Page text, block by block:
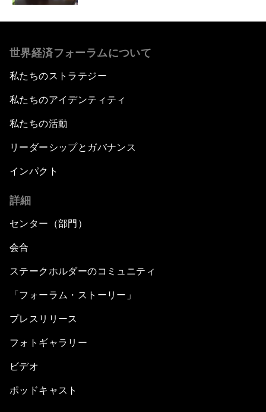
世界経済フォーラムについて
私たちのストラテジー
私たちのアイデンティティ
私たちの活動
リーダーシップとガバナンス
インパクト
詳細
センター（部門）
会合
ステークホルダーのコミュニティ
「フォーラム・ストーリー」
プレスリリース
フォトギャラリー
ビデオ
ポッドキャスト